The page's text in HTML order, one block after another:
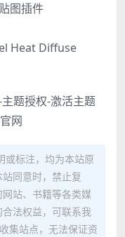
图插件
Heat Diffuse
题授权-激活主题
网
或标注，均为本站原
同意时，禁止复
站、书籍等各类媒
法权益，可联系我
集站点，无法保证资